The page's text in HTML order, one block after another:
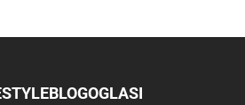
BLOGOGLASI